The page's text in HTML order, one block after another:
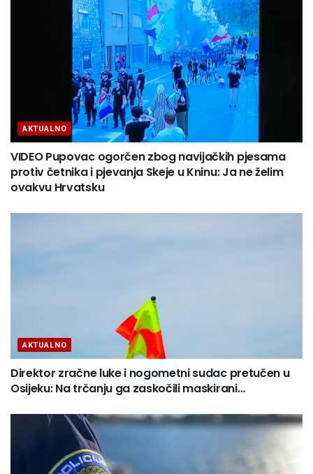
AKTUALNO
VIDEO Pupovac ogorčen zbog navijačkih pjesama
protiv četnika i pjevanja Skeje u Kninu: Ja ne želim
ovakvu Hrvatsku
AKTUALNO
Direktor zračne luke i nogometni sudac pretučen u
Osijeku: Na trčanju ga zaskočili maskirani…